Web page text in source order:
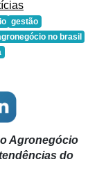
gestão
no brasil
Agronegócio
do